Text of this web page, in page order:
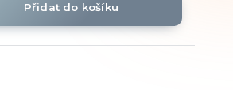
Přidat do košíku